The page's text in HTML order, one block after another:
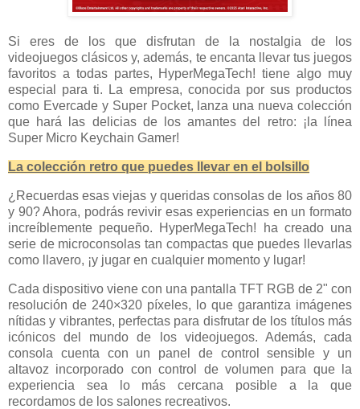
Si eres de los que disfrutan de la nostalgia de los
videojuegos clásicos y, además, te encanta llevar tus juegos
favoritos a todas partes, HyperMegaTech! tiene algo muy
especial para ti. La empresa, conocida por sus productos
como Evercade y Super Pocket, lanza una nueva colección
que hará las delicias de los amantes del retro: ¡la línea
Super Micro Keychain Gamer!
La colección retro que puedes llevar en el bolsillo
¿Recuerdas esas viejas y queridas consolas de los años 80
y 90? Ahora, podrás revivir esas experiencias en un formato
increíblemente pequeño. HyperMegaTech! ha creado una
serie de microconsolas tan compactas que puedes llevarlas
como llavero, ¡y jugar en cualquier momento y lugar!
Cada dispositivo viene con una pantalla TFT RGB de 2" con
resolución de 240×320 píxeles, lo que garantiza imágenes
nítidas y vibrantes, perfectas para disfrutar de los títulos más
icónicos del mundo de los videojuegos. Además, cada
consola cuenta con un panel de control sensible y un
altavoz incorporado con control de volumen para que la
experiencia sea lo más cercana posible a la que
recordamos de los salones recreativos.